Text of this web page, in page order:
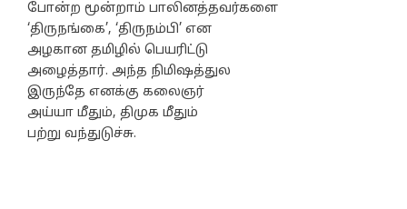
போன்ற மூன்றாம் பாலினத்தவர்களை
‘திருநங்கை’, ‘திருநம்பி’ என
அழகான தமிழில் பெயரிட்டு
அழைத்தார். அந்த நிமிஷத்துல
இருந்தே எனக்கு கலைஞர்
அய்யா மீதும், திமுக மீதும்
பற்று வந்துடுச்சு.